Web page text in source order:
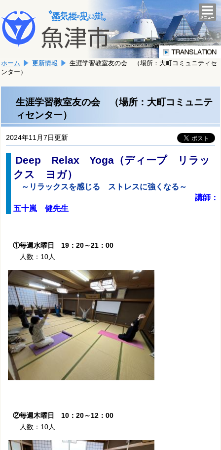
文
へ
移
ま
す。
こ
か
文
で
す。
ホーム 更新情報
生涯学習教室友の会 （場所：大町コミュニティセ
ンター）
生涯学習教室友の会 （場所：大町コミュニテ
ィセンター）
2024年11月7日更新
Deep Relax Yoga（ディープ リラッ
クス ヨガ）
～ リラックスを感じる ストレスに強くなる～
講師：
五十嵐 健先生
①毎週水曜日 19：20～21：00
人数：10人
②毎週木曜日 10：20～12：00
人数：10人